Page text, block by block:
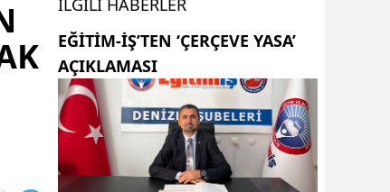
İLGILI HABERLER
EĞITIM-İŞ’TEN ‘ÇERÇEVE YASA’
AÇIKLAMASI